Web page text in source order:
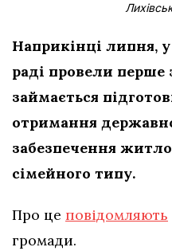
Наприкінці липня,
раді провели перше
займається
отримання
забезпечення
сімейного типу.
Про це повідомляють
громади.